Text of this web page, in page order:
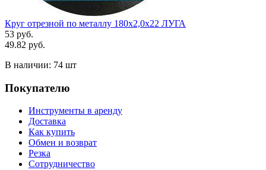
Круг отрезной по металлу 180х2,0х22 ЛУГА
53 руб.
49.82 руб.
В наличии: 74 шт
Покупателю
Инструменты в аренду
Доставка
Как купить
Обмен и возврат
Резка
Сотрудничество